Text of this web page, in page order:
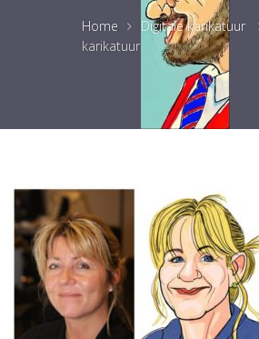
Home Digitale karikatuur
karikatuur